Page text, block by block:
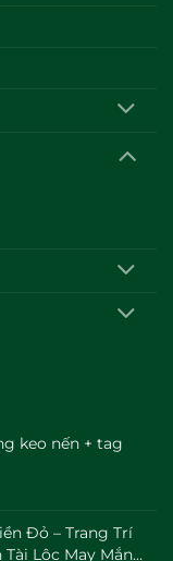
keo nến + tag
Đỏ – Trang Trí
Tài Lộc May Mắn